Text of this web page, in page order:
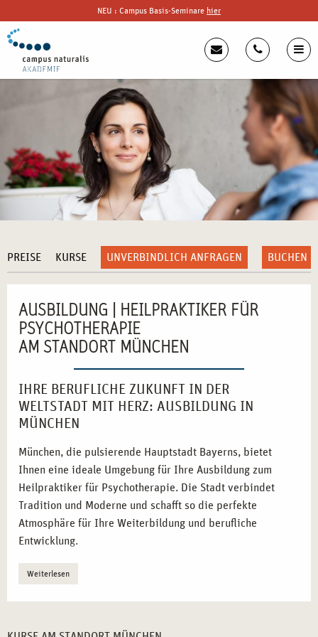
NEU : Campus Basis-Seminare hier
PREISE KURSE UNVERBINDLICH ANFRAGEN BUCHEN
AUSBILDUNG | HEILPRAKTIKER FÜR
PSYCHOTHERAPIE
AM STANDORT MÜNCHEN
IHRE BERUFLICHE ZUKUNFT IN DER
WELTSTADT MIT HERZ: AUSBILDUNG IN
MÜNCHEN
München, die pulsierende Hauptstadt Bayerns, bietet
Ihnen eine ideale Umgebung für Ihre Ausbildung zum
Heilpraktiker für Psychotherapie. Die Stadt verbindet
Tradition und Moderne und schafft so die perfekte
Atmosphäre für Ihre Weiterbildung und berufliche
Entwicklung.
Vielfältige Netzwerke:
Verbindungen zu sozialen Einrichtungen und
Weiterlesen